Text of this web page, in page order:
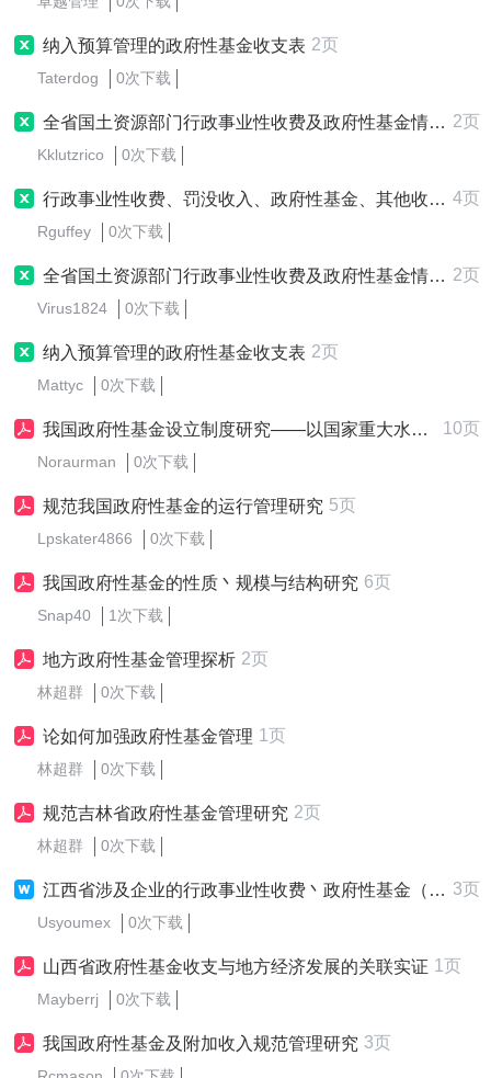
纳入预算管理的政府性基金收支表 2页
Taterdog 0次下载
全省国土资源部门行政事业性收费及政府性基金情况表 2页
Kklutzrico 0次下载
行政事业性收费、罚没收入、政府性基金、其他收入征收计划表 4页
Rguffey 0次下载
全省国土资源部门行政事业性收费及政府性基金情况表 2页
Virus1824 0次下载
纳入预算管理的政府性基金收支表 2页
Mattyc 0次下载
我国政府性基金设立制度研究——以国家重大水利工程建设基金为视角 10页
Noraurman 0次下载
规范我国政府性基金的运行管理研究 5页
Lpskater4866 0次下载
我国政府性基金的性质丶规模与结构研究 6页
Snap40 1次下载
地方政府性基金管理探析 2页
林超群 0次下载
论如何加强政府性基金管理 1页
林超群 0次下载
规范吉林省政府性基金管理研究 2页
林超群 0次下载
江西省涉及企业的行政事业性收费丶政府性基金（附加）项目 3页
Usyoumex 0次下载
山西省政府性基金收支与地方经济发展的关联实证 1页
Mayberrj 0次下载
我国政府性基金及附加收入规范管理研究 3页